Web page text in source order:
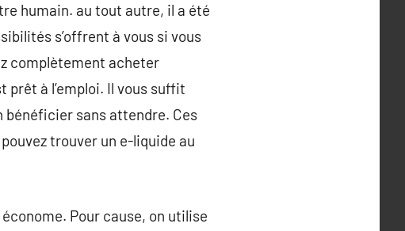
humain. au tout autre, il a été
s’offrent à vous si vous
complètement acheter
prêt à l’emploi. Il vous suffit
bénéficier sans attendre. Ces
trouver un e-liquide au
Pour cause, on utilise